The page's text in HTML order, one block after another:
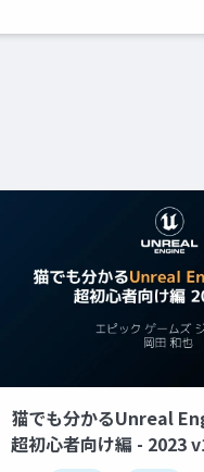
猫でも分かるUnreal
超初心者向け編 - 2023